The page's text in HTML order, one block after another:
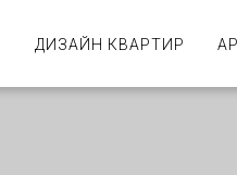
ДИЗАЙН КВАРТИР